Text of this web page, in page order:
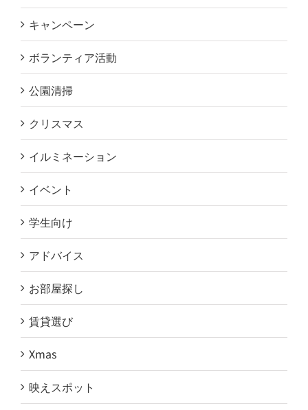
キャンペーン
ボランティア活動
公園清掃
クリスマス
イルミネーション
イベント
学生向け
アドバイス
お部屋探し
賃貸選び
Xmas
映えスポット